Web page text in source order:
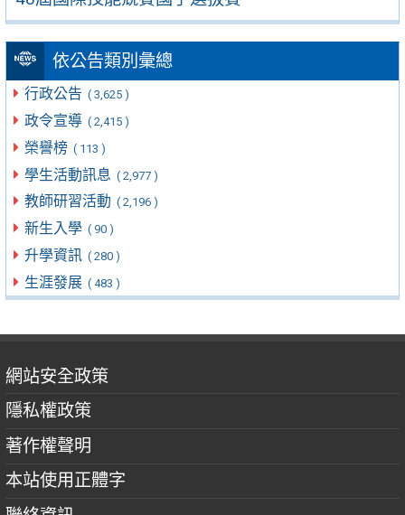
依公告類別彙總
行政公告 ( 3,625 )
政令宣導 ( 2,415 )
榮譽榜 ( 113 )
學生活動訊息 ( 2,977 )
教師研習活動 ( 2,196 )
新生入學 ( 90 )
升學資訊 ( 280 )
生涯發展 ( 483 )
網站安全政策
隱私權政策
著作權聲明
本站使用正體字